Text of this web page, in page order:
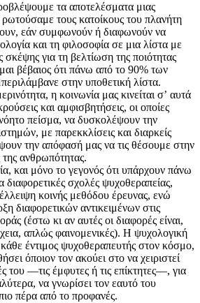
τα αποτελέσματα μιας
τους κατοίκους του πλανήτη
εάν συμφωνούν ή διαφωνούν να
και τη φιλοσοφία σε μια λίστα με
σκέψης για τη βελτίωση της ποιότητας
βέβαιος ότι πάνω από το 90% των
στην υποθετική λίστα.
η κοινωνία μας κινείται σʼ αυτά
και αμφισβητήσεις, οι οποίες
πείσμα, να δυσκολέψουν την
με παρεκκλίσεις και διαρκείς
την απόφασή μας να τις θέσουμε στην
ανθρωπότητας.
και μόνο το γεγονός ότι υπάρχουν πάνω
διαφορετικές σχολές ψυχοθεραπείας,
κοινής μεθόδου έρευνας, ενώ
διαφορετικών αντικειμένων στις
(έστω κι αν αυτές οι διαφορές είναι,
απλώς φαινομενικές). Η ψυχολογική
έντιμος ψυχοθεραπευτής στον κόσμο,
όποιον τον ακούει στο να χειριστεί
του —τις έμφυτες ή τις επίκτητες—, για
να γνωρίσει τον εαυτό του
πέρα από το προφανές.